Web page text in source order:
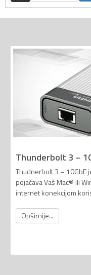
Thunderbolt 3 –
Thudnerbolt 3 – 10GbE
pojačava Vaš Mac® ili
internet konekcijom
Opširnije...